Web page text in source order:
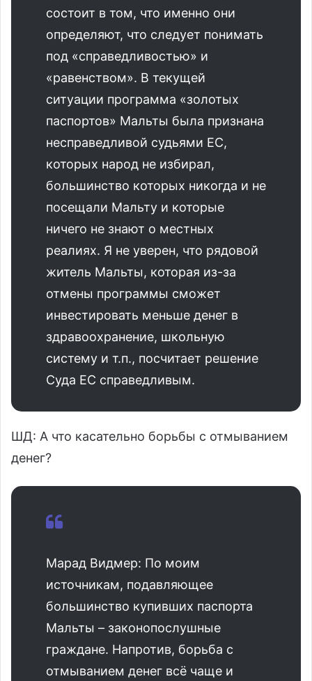
состоит в том, что именно они
определяют, что следует понимать
под «справедливостью» и
«равенством». В текущей
ситуации программа «золотых
паспортов» Мальты была признана
несправедливой судьями ЕС,
которых народ не избирал,
большинство которых никогда и не
посещали Мальту и которые
ничего не знают о местных
реалиях. Я не уверен, что рядовой
житель Мальты, которая из-за
отмены программы сможет
инвестировать меньше денег в
здравоохранение, школьную
систему и т.п., посчитает решение
Суда ЕС справедливым.
ШД: А что касательно борьбы с отмыванием
денег?
Марад Видмер: По моим
источникам, подавляющее
большинство купивших паспорта
Мальты – законопослушные
граждане. Напротив, борьба с
отмыванием денег всё чаще и